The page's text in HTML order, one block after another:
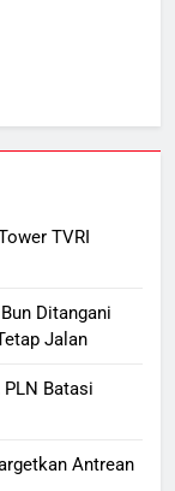
TVRI
Ditangani
Jalan
Batasi
Antrean
Uzumaki, D.
Doraemon
Terlewat, GIS